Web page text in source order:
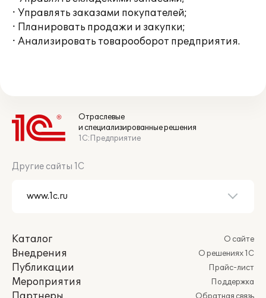
· Управлять заказами покупателей;
· Планировать продажи и закупки;
· Анализировать товарооборот предприятия.
Отраслевые
и специализированные решения
1С:Предприятие
Другие сайты 1С
Каталог
Внедрения
Публикации
Мероприятия
О сайте
О решениях 1С
Прайс-лист
Поддержка